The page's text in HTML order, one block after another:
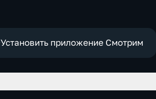
Установить приложение Смотрим